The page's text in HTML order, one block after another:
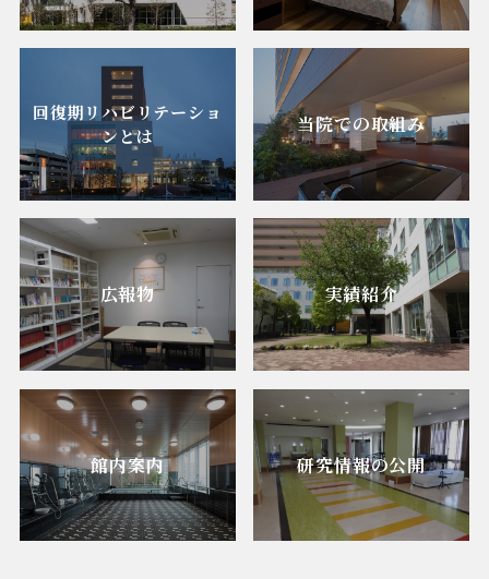
回復期リハビリテーショ
ンとは
当院での取組み
広報物 実績紹介
館内案内 研究情報の公開